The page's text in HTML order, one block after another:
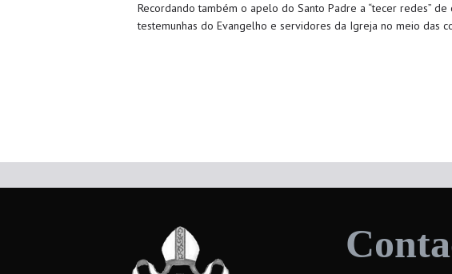
Recordando também o apelo do Santo Padre a “tecer redes”
testemunhas do Evangelho e servidores da Igreja no meio das